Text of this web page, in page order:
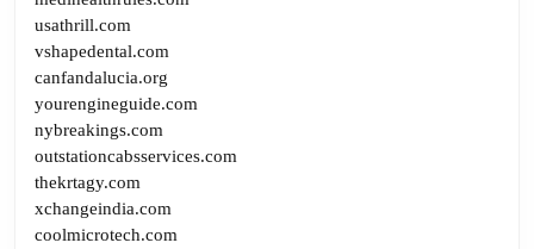
usathrill.com
vshapedental.com
canfandalucia.org
yourengineguide.com
nybreakings.com
outstationcabsservices.com
thekrtagy.com
xchangeindia.com
coolmicrotech.com